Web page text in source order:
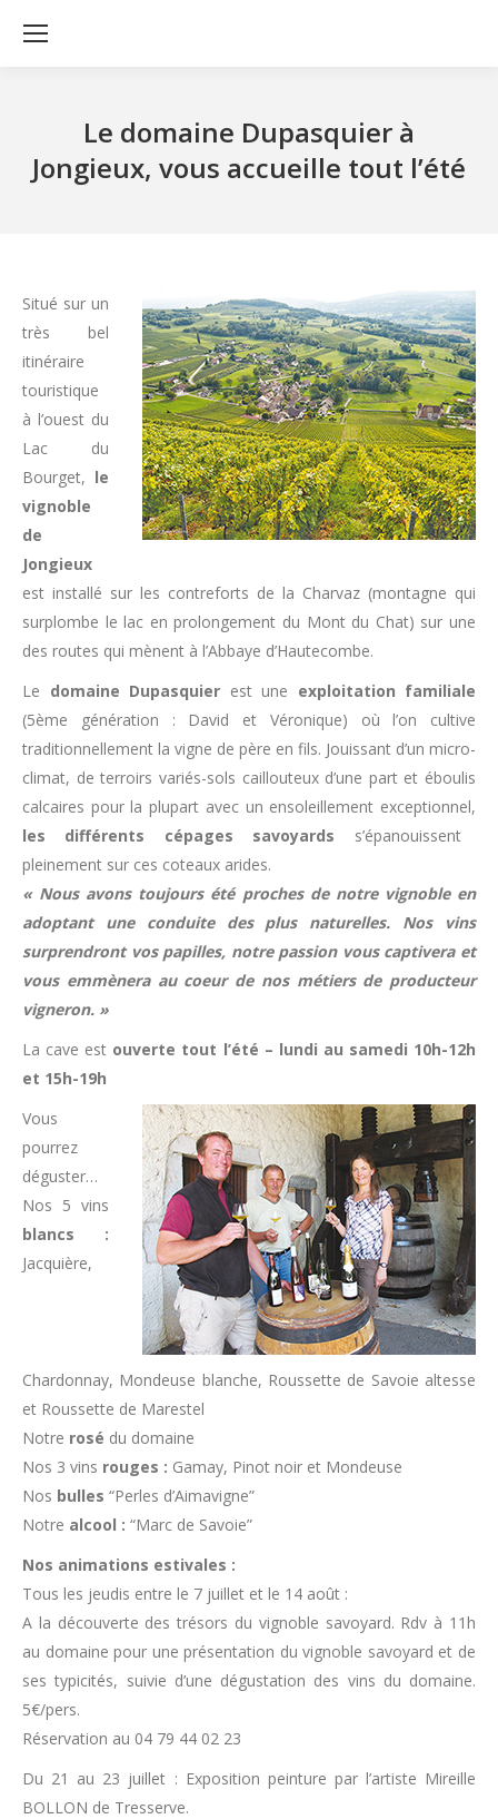
Le domaine Dupasquier à
Jongieux, vous accueille tout l’été
Situé sur un
très bel
itinéraire
touristique
à l’ouest du
Lac du
Bourget, le
vignoble
de
Jongieux
est installé sur les contreforts de la Charvaz (montagne qui
surplombe le lac en prolongement du Mont du Chat) sur une
des routes qui mènent à l’Abbaye d’Hautecombe.
Le domaine Dupasquier est une exploitation familiale
(5ème génération : David et Véronique) où l’on cultive
traditionnellement la vigne de père en fils. Jouissant d’un micro-
climat, de terroirs variés-sols caillouteux d’une part et éboulis
calcaires pour la plupart avec un ensoleillement exceptionnel,
les différents cépages savoyards s’épanouissent
pleinement sur ces coteaux arides.
« Nous avons toujours été proches de notre vignoble en
adoptant une conduite des plus naturelles. Nos vins
surprendront vos papilles, notre passion vous captivera et
vous emmènera au coeur de nos métiers de producteur
vigneron. »
La cave est ouverte tout l’été – lundi au samedi 10h-12h
et 15h-19h
Vous
pourrez
déguster…
Nos 5 vins
blancs :
Jacquière,
Chardonnay, Mondeuse blanche, Roussette de Savoie altesse
et Roussette de Marestel
Notre rosé du domaine
Nos 3 vins rouges : Gamay, Pinot noir et Mondeuse
Nos bulles “Perles d’Aimavigne”
Notre alcool : “Marc de Savoie”
Nos animations estivales :
Tous les jeudis entre le 7 juillet et le 14 août :
A la découverte des trésors du vignoble savoyard. Rdv à 11h
au domaine pour une présentation du vignoble savoyard et de
ses typicités, suivie d’une dégustation des vins du domaine.
5€/pers.
Réservation au 04 79 44 02 23
Du 21 au 23 juillet : Exposition peinture par l’artiste Mireille
BOLLON de Tresserve.